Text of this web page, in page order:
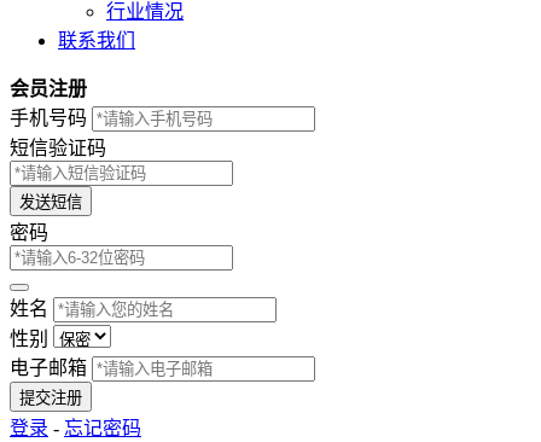
行业情况
联系我们
会员注册
手机号码
短信验证码
发送短信
密码
姓名
性别
电子邮箱
提交注册
登录 - 忘记密码